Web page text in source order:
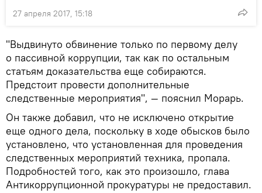
27 апреля 2017, 15:18
"Выдвинуто обвинение только по первому делу
о пассивной коррупции, так как по остальным
статьям доказательства еще собираются.
Предстоит провести дополнительные
следственные мероприятия", — пояснил Морарь.
Он также добавил, что не исключено открытие
еще одного дела, поскольку в ходе обысков было
установлено, что установленная для проведения
следственных мероприятий техника, пропала.
Подробностей того, как это произошло, глава
Антикоррупционной прокуратуры не предоставил.